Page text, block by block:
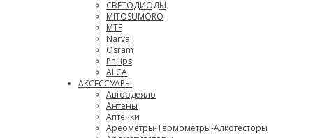
СВЕТОДИОДЫ
MlTOSUMORO
MTF
Narva
Osram
Philips
ALCA
АКСЕССУАРЫ
Автоодеяло
Антены
Аптечки
Ареометры-Термометры-Алкотесторы